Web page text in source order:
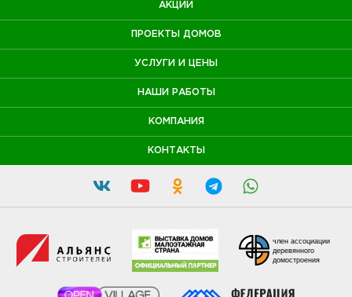
АКЦИИ
ПРОЕКТЫ ДОМОВ
УСЛУГИ И ЦЕНЫ
НАШИ РАБОТЫ
КОМПАНИЯ
КОНТАКТЫ
член ассоциации
деревянного
домостроения